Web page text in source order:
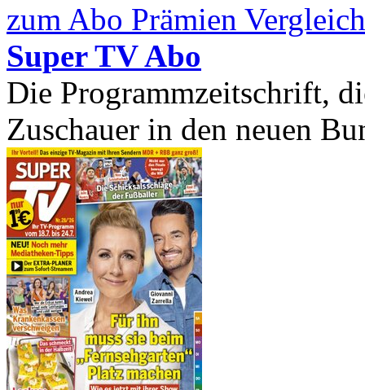
zum Abo Prämien
Super TV Abo
Die Programmzeitschrift,
Zuschauer in den neuen